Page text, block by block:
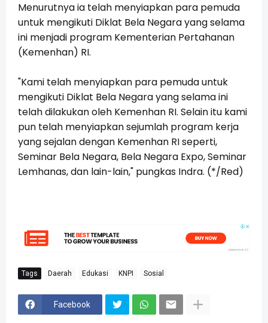
Menurutnya ia telah menyiapkan para pemuda
untuk mengikuti Diklat Bela Negara yang selama
ini menjadi program Kementerian Pertahanan
(Kemenhan) RI.
"Kami telah menyiapkan para pemuda untuk
mengikuti Diklat Bela Negara yang selama ini
telah dilakukan oleh Kemenhan RI. Selain itu kami
pun telah menyiapkan sejumlah program kerja
yang sejalan dengan Kemenhan RI seperti,
Seminar Bela Negara, Bela Negara Expo, Seminar
Lemhanas, dan lain-lain," pungkas Indra. (*/Red)
Tags Daerah Edukasi KNPI Sosial
Facebook